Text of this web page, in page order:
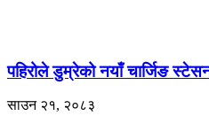
पहिरोले डुम्रेको नयाँ चार्जिङ
साउन २१, २०८३